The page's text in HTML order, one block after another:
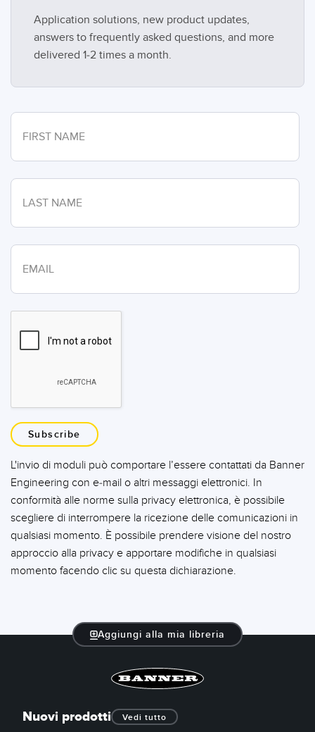
Application solutions, new product updates,
answers to frequently asked questions, and more
delivered 1-2 times a month.
Subscribe
L'invio di moduli può comportare l’essere contattati da Banner
Engineering con e-mail o altri messaggi elettronici. In
conformità alle norme sulla privacy elettronica, è possibile
scegliere di interrompere la ricezione delle comunicazioni in
qualsiasi momento. È possibile prendere visione del nostro
approccio alla privacy e apportare modifiche in qualsiasi
momento facendo clic su questa dichiarazione.
Aggiungi alla mia libreria
Nuovi prodotti Vedi tutto